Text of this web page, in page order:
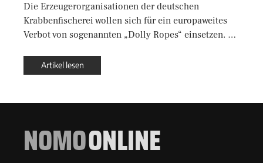
Die Erzeugerorganisationen der deutschen
Krabbenfischerei wollen sich für ein europaweites
Verbot von sogenannten „Dolly Ropes“ einsetzen. …
Artikel lesen
NOMOONLINE